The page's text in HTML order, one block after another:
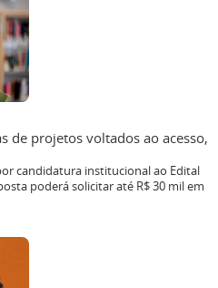
de projetos voltados ao acesso,
candidatura institucional ao Edital
poderá solicitar até R$ 30 mil em